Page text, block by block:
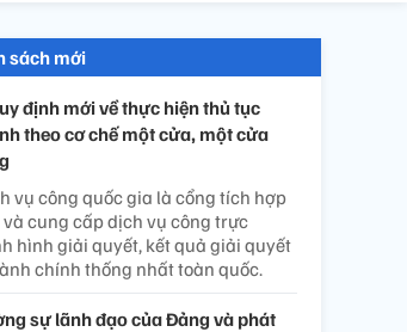
sách mới
định mới về thực hiện thủ tục
theo cơ chế một cửa, một cửa
vụ công quốc gia là cổng tích hợp
cung cấp dịch vụ công trực
hình giải quyết, kết quả giải quyết
chính thống nhất toàn quốc.
sự lãnh đạo của Đảng và phát